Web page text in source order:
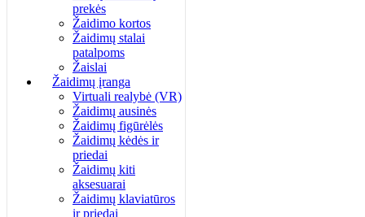
prekės
Žaidimo kortos
Žaidimų stalai
patalpoms
Žaislai
Žaidimų įranga
Virtuali realybė (VR)
Žaidimų ausinės
Žaidimų figūrėlės
Žaidimų kėdės ir
priedai
Žaidimų kiti
aksesuarai
Žaidimų klaviatūros
ir priedai